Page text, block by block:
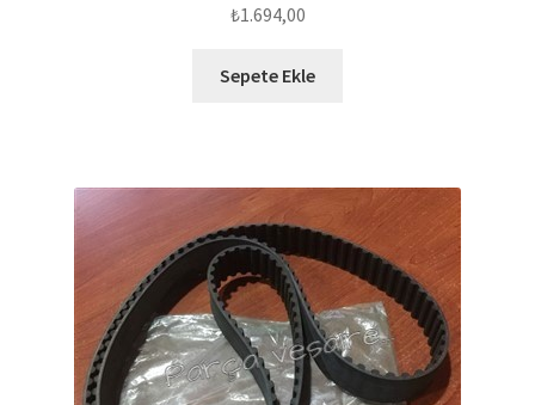
₺1.694,00
Sepete Ekle